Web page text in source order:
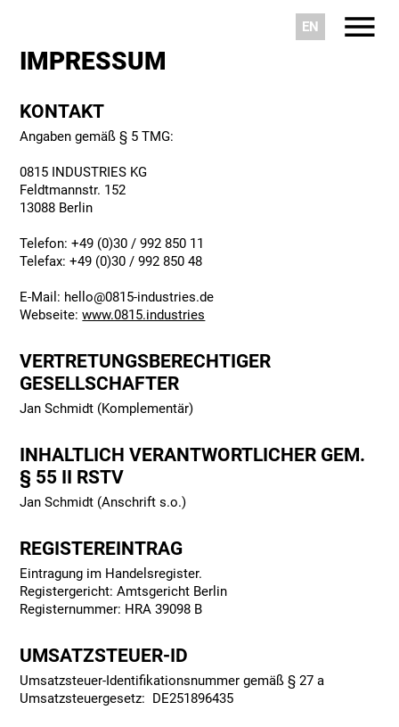
EN
IMPRESSUM
KONTAKT
Angaben gemäß § 5 TMG:
0815 INDUSTRIES KG
Feldtmannstr. 152
13088 Berlin
Telefon: +49 (0)30 / 992 850 11
Telefax: +49 (0)30 / 992 850 48
E-Mail: hello@0815-industries.de
Webseite:www.0815.industries
VERTRETUNGSBERECHTIGER
GESELLSCHAFTER
Jan Schmidt (Komplementär)
INHALTLICH VERANTWORTLICHER GEM.
§ 55 II RSTV
Jan Schmidt (Anschrift s.o.)
REGISTEREINTRAG
Eintragung im Handelsregister.
Registergericht: Amtsgericht Berlin
Registernummer: HRA 39098 B
UMSATZSTEUER-ID
Umsatzsteuer-Identifikationsnummer gemäß § 27 a
Umsatzsteuergesetz: DE251896435